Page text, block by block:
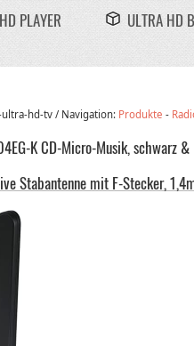
PLAYER ULTRA HD
ultra-hd-tv / Navigation: Produkte -
K CD-Micro-Musik, schwarz
Stabantenne mit F-Stecker,